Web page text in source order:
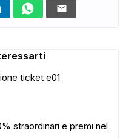
ticket e01
straordinari e premi nel